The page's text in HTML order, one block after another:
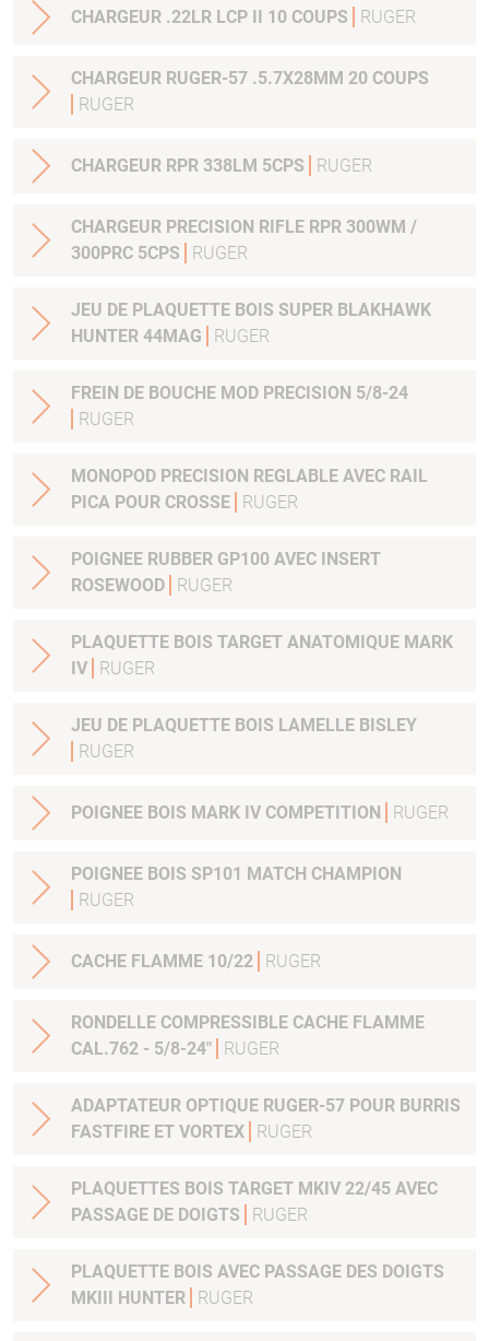
CHARGEUR .22LR LCP II 10 COUPS RUGER
CHARGEUR RUGER-57 .5.7X28MM 20 COUPS
RUGER
CHARGEUR RPR 338LM 5CPS RUGER
CHARGEUR PRECISION RIFLE RPR 300WM /
300PRC 5CPS
RUGER
JEU DE PLAQUETTE BOIS SUPER BLAKHAWK
HUNTER 44MAG
RUGER
FREIN DE BOUCHE MOD PRECISION 5/8-24
RUGER
MONOPOD PRECISION REGLABLE AVEC RAIL
PICA POUR CROSSE
RUGER
POIGNEE RUBBER GP100 AVEC INSERT
ROSEWOOD
RUGER
PLAQUETTE BOIS TARGET ANATOMIQUE MARK
IV
RUGER
JEU DE PLAQUETTE BOIS LAMELLE BISLEY
RUGER
POIGNEE BOIS MARK IV COMPETITION RUGER
POIGNEE BOIS SP101 MATCH CHAMPION
RUGER
CACHE FLAMME 10/22 RUGER
RONDELLE COMPRESSIBLE CACHE FLAMME
CAL.762 - 5/8-24"
RUGER
ADAPTATEUR OPTIQUE RUGER-57 POUR BURRIS
FASTFIRE ET VORTEX
RUGER
PLAQUETTES BOIS TARGET MKIV 22/45 AVEC
PASSAGE DE DOIGTS
RUGER
PLAQUETTE BOIS AVEC PASSAGE DES DOIGTS
MKIII HUNTER
RUGER